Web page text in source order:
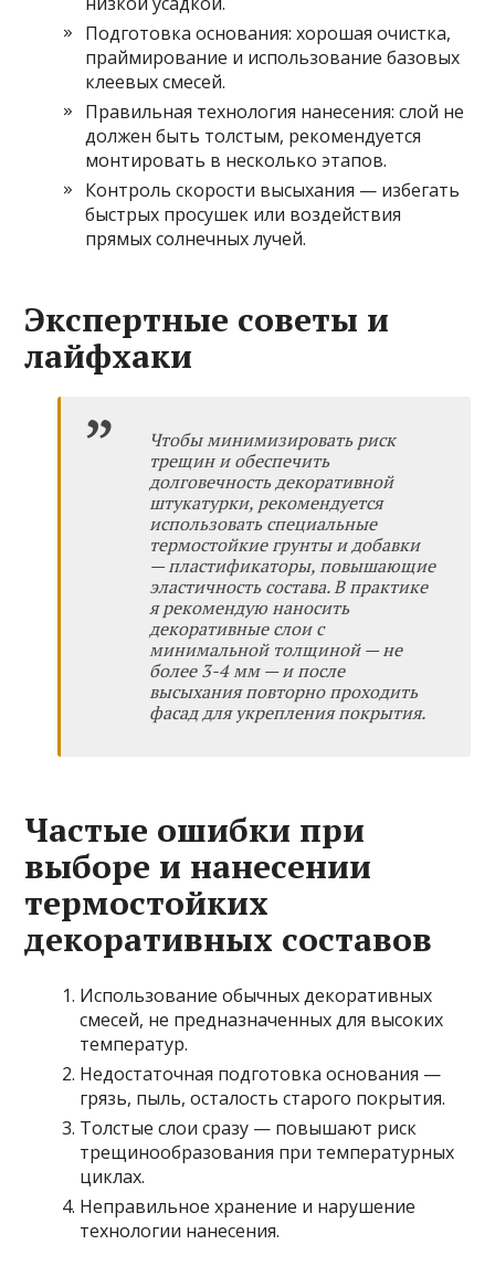
Подготовка основания: хорошая очистка,
праймирование и использование базовых
клеевых смесей.
Правильная технология нанесения: слой не
должен быть толстым, рекомендуется
монтировать в несколько этапов.
Контроль скорости высыхания — избегать
быстрых просушек или воздействия
прямых солнечных лучей.
Экспертные советы и
лайфхаки
Чтобы минимизировать риск
трещин и обеспечить
долговечность декоративной
штукатурки, рекомендуется
использовать специальные
термостойкие грунты и добавки
— пластификаторы, повышающие
эластичность состава. В практике
я рекомендую наносить
декоративные слои с
минимальной толщиной — не
более 3-4 мм — и после
высыхания повторно проходить
фасад для укрепления покрытия.
Частые ошибки при
выборе и нанесении
термостойких
декоративных составов
Использование обычных декоративных
смесей, не предназначенных для высоких
температур.
Недостаточная подготовка основания —
грязь, пыль, осталость старого покрытия.
Толстые слои сразу — повышают риск
трещинообразования при температурных
циклах.
Неправильное хранение и нарушение
технологии нанесения.